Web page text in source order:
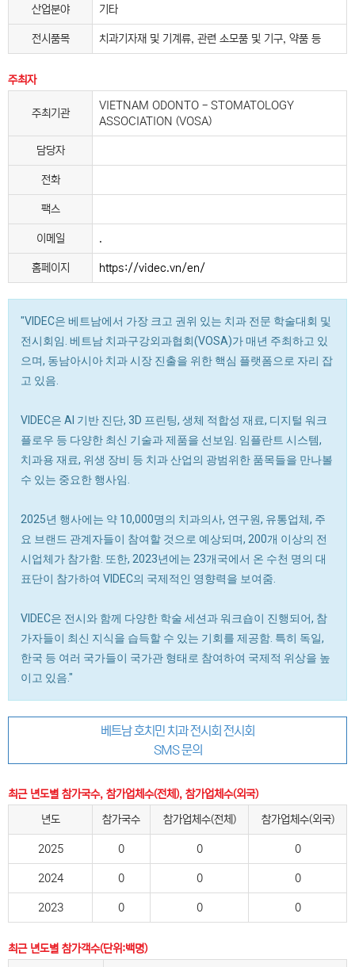
산업분야 기타
전시품목 치과기자재 및 기계류, 관련 소모품 및 기구, 약품 등
주최자
주최기관
VIETNAM ODONTO - STOMATOLOGY
ASSOCIATION (VOSA)
담당자
전화
팩스
이메일 .
홈페이지 https://videc.vn/en/
"VIDEC은 베트남에서 가장 크고 권위 있는 치과 전문 학술대회 및
전시회임. 베트남 치과구강외과협회(VOSA)가 매년 주최하고 있
으며, 동남아시아 치과 시장 진출을 위한 핵심 플랫폼으로 자리 잡
고 있음.
VIDEC은 AI 기반 진단, 3D 프린팅, 생체 적합성 재료, 디지털 워크
플로우 등 다양한 최신 기술과 제품을 선보임. 임플란트 시스템,
치과용 재료, 위생 장비 등 치과 산업의 광범위한 품목들을 만나볼
수 있는 중요한 행사임.
2025년 행사에는 약 10,000명의 치과의사, 연구원, 유통업체, 주
요 브랜드 관계자들이 참여할 것으로 예상되며, 200개 이상의 전
시업체가 참가함. 또한, 2023년에는 23개국에서 온 수천 명의 대
표단이 참가하여 VIDEC의 국제적인 영향력을 보여줌.
VIDEC은 전시와 함께 다양한 학술 세션과 워크숍이 진행되어, 참
가자들이 최신 지식을 습득할 수 있는 기회를 제공함. 특히 독일,
한국 등 여러 국가들이 국가관 형태로 참여하여 국제적 위상을 높
이고 있음."
베트남 호치민 치과 전시회 전시회
SMS 문의
최근 년도별 참가국수, 참가업체수(전체), 참가업체수(외국)
년도
참가국수 참가업체수(전체) 참가업체수(외국)
2025 0 0 0
2024 0 0 0
2023 0 0 0
최근 년도별 참가객수(단위:백명)